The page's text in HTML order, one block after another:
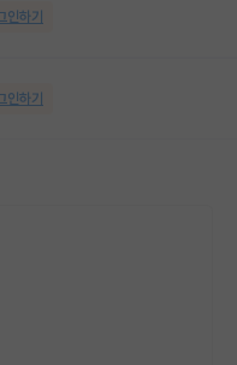
인하기
인하기